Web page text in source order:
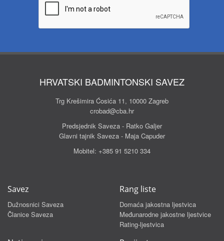
HRVATSKI BADMINTONSKI SAVEZ
Trg Krešimira Ćosića 11, 10000 Zagreb
crobad@cba.hr
Predsjednik Saveza - Ratko Galjer
Glavni tajnik Saveza - Maja Capuder
Mobitel: +385 91 5210 334
Savez
Dužnosnici Saveza
Članice Saveza
Rang liste
Domaća jakostna ljestvica
Međunarodne jakostne ljestvice
Rating-ljestvica